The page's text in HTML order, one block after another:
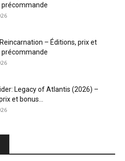
précommande
– Éditions, prix et
précommande
Legacy of Atlantis (2026) –
et bonus...